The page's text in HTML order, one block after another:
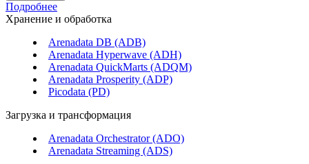
Подробнее
Хранение и обработка
Arenadata DB (ADB)
Arenadata Hyperwave (ADH)
Arenadata QuickMarts (ADQM)
Arenadata Prosperity (ADP)
Picodata (PD)
Загрузка и трансформация
Arenadata Orchestrator (ADO)
Arenadata Streaming (ADS)